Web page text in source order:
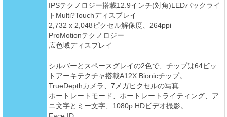
IPSテクノロジー搭載12.9インチ(対角)LEDバックライ
トMulti?Touchディスプレイ
2,732 x 2,048ピクセル解像度、264ppi
ProMotionテクノロジー
広色域ディスプレイ
シルバーとスペースグレイの2色で、チップは64ビッ
トアーキテクチャ搭載A12X Bionicチップ。
TrueDepthカメラ、7メガピクセルの写真
ポートレートモード、ポートレートライティング、ア
ニ文字とミー文字、1080p HDビデオ撮影。